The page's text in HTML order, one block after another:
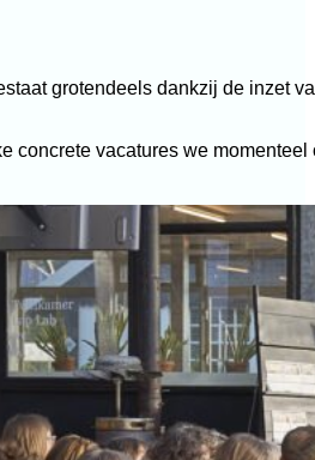
grotendeels dankzij de inzet
concrete vacatures we